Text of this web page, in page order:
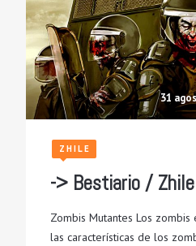
31
ZHILE
-> Bestiario / Zhile
Zombis Mutantes Los
las características de los